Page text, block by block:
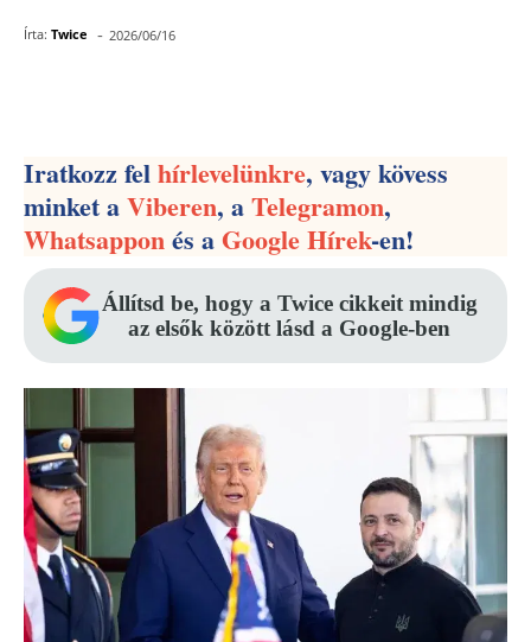
Írta: Twice - 2026/06/16
Iratkozz felhírlevelünkre, vagy kövess
minket aViberen, aTelegramon,
Whatsapponés aGoogle Hírek-en!
Állítsd be, hogy a Twice cikkeit mindig
az elsők között lásd a Google-ben